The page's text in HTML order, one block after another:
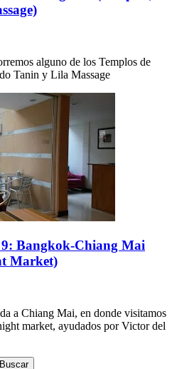
alguno de los Templos de
Tanin y Lila Massage
Bangkok-Chiang Mai
Market)
a Chiang Mai, en donde visitamos
market, ayudados por Victor del